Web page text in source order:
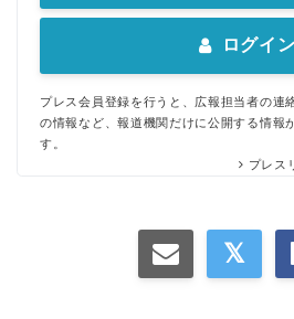
ログイン
プレス会員登録を行うと、広報担当者の連
の情報など、報道機関だけに公開する情報
す。
プレス